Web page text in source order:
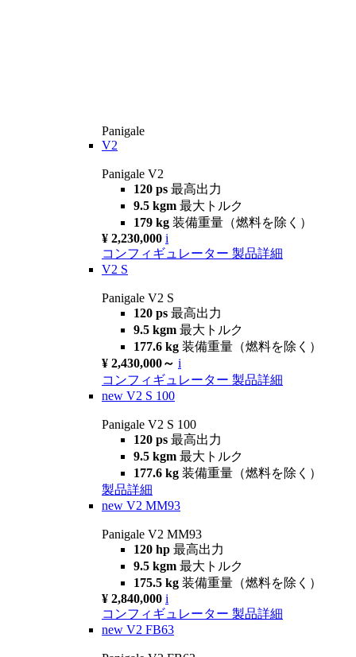
Panigale
V2
Panigale V2
120 ps 最高出力
9.5 kgm 最大トルク
179 kg 装備重量（燃料を除く）
¥ 2,230,000 i
コンフィギュレーター 製品詳細
V2 S
Panigale V2 S
120 ps 最高出力
9.5 kgm 最大トルク
177.6 kg 装備重量（燃料を除く）
¥ 2,430,000～ i
コンフィギュレーター 製品詳細
new V2 S 100
Panigale V2 S 100
120 ps 最高出力
9.5 kgm 最大トルク
177.6 kg 装備重量（燃料を除く）
製品詳細
new V2 MM93
Panigale V2 MM93
120 hp 最高出力
9.5 kgm 最大トルク
175.5 kg 装備重量（燃料を除く）
¥ 2,840,000 i
コンフィギュレーター 製品詳細
new V2 FB63